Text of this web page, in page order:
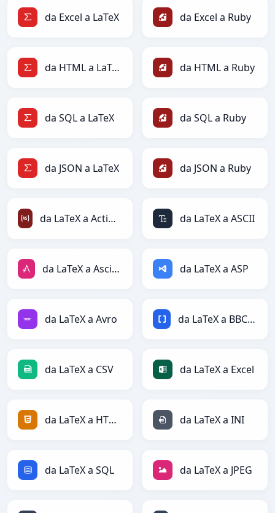
da Excel a LaTeX da Excel a Ruby
da HTML a LaTeX da HTML a Ruby
da SQL a LaTeX da SQL a Ruby
da JSON a LaTeX da JSON a Ruby
da LaTeX a ActionScript da LaTeX a ASCII
da LaTeX a AsciiDoc da LaTeX a ASP
da LaTeX a Avro da LaTeX a BBCode
da LaTeX a CSV da LaTeX a Excel
da LaTeX a HTML da LaTeX a INI
da LaTeX a SQL da LaTeX a JPEG